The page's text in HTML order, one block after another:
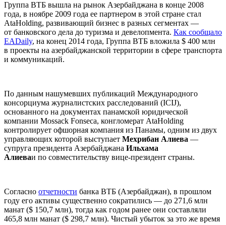
Группа ВТБ вышла на рынок Азербайджана в конце 2008
года, в ноябре 2009 года ее партнером в этой стране стал
AtaHolding, развивающий бизнес в разных сегментах —
от банковского дела до туризма и девелопмента. Как сообщало
EADaily, на конец 2014 года, Группа ВТБ вложила $ 400 млн
в проекты на азербайджанской территории в сфере транспорта
и коммуникаций.
По данным нашумевших публикаций Международного
консорциума журналистских расследований (ICIJ),
основанного на документах панамской юридической
компании Mossack Fonseca, конгломерат AtaHolding
контролирует офшорная компания из Панамы, одним из двух
управляющих которой выступает Мехрибан Алиева —
супруга президента Азербайджана Ильхама
Алиеваи по совместительству вице-президент страны.
Согласно отчетности банка ВТБ (Азербайджан), в прошлом
году его активы существенно сократились — до 271,6 млн
манат ($ 150,7 млн), тогда как годом ранее они составляли
465,8 млн манат ($ 298,7 млн). Чистый убыток за это же время